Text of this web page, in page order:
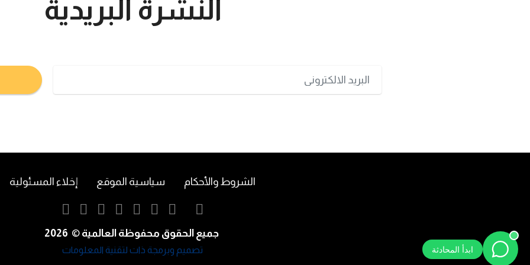
النشرة البريدية
إخلاء المسئولية سياسية الموقع الشروط والأحكام
جميع الحقوق محفوظة العالمية ©
تصميم وبرمجة ذات لتقنية المعلومات